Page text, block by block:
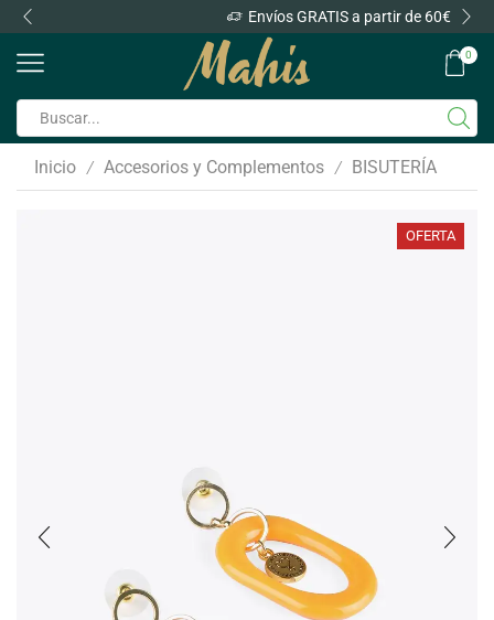
Envíos GRATIS a partir de 60€
0
Inicio / Accesorios y Complementos / BISUTERÍA
OFERTA